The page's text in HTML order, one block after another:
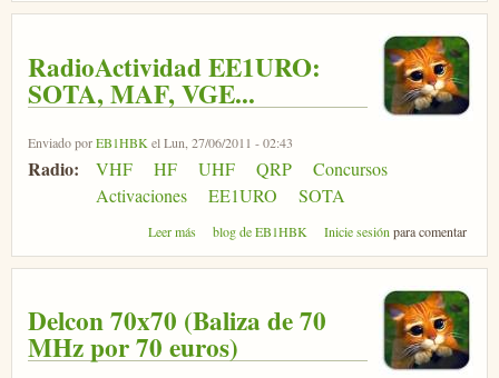
RadioActividad EE1URO:
SOTA, MAF, VGE...
Enviado porEB1HBK el Lun, 27/06/2011 - 02:43
Radio: VHF HF UHF QRP
Concursos
Activaciones
EE1URO SOTA
Leer más sobre RadioActividad EE1URO: SOTA, MAF, VGE...
blog de EB1HBK Inicie sesión para comentar
Delcon 70x70 (Baliza de 70
MHz por 70 euros)